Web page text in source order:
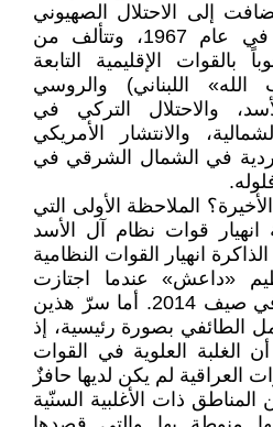
إلى الاحتلال الصهيوني
لهضبة الجولان الذي بدأ في عام 1967، وتتألف من
بالقوات الإقليمية التابعة
اللبناني) والروسي
والاحتلال التركي في
والانتشار الأمريكي
في الشمال الشرقي في
الملاحظة الأولى التي
قوات نظام آل الأسد
انهيار القوات النظامية
«داعش» عندما اجتازت
الحدود قادمة من سوريا في صيف 2014. أما سرّ هذين
الطائفي بصورة رئيسية، إذ
الغلبة العلوية في القوات
العراقية لم يكن لديها حافزٌ
ذات الأغلبية السنّية